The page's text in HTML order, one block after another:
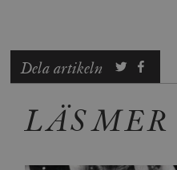
Dela artikeln
LÄS MER